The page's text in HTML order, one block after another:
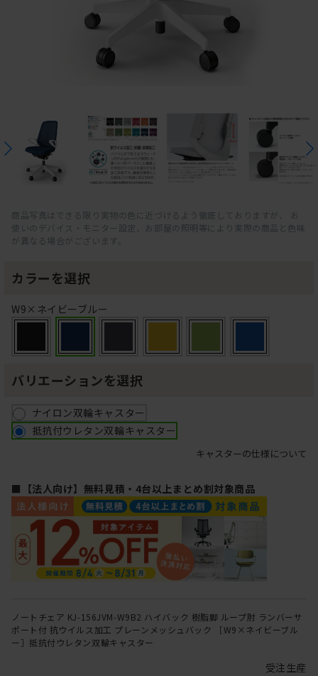
商品写真はできる限り実物の色に近づけるよう徹底しておりますが、 お
使いのデバイス・モニター設定、お部屋の照明等により実際の商品と色味
が異なる場合がございます。
カラーを選択
W9×ネイビーブルー
バリエーションを選択
ナイロン双輪キャスター
抵抗付ウレタン双輪キャスター
キャスターの仕様について
■【法人向け】無料見積・4台以上まとめ割対象商品
ノートチェア KJ-156JVM-W9B2 ハイバック 樹脂脚 ループ肘 ランバーサ
ポート付 抗ウイルス加工 プレーンメッシュバック ［W9×ネイビーブル
ー］抵抗付ウレタン双輪キャスター
受注生産